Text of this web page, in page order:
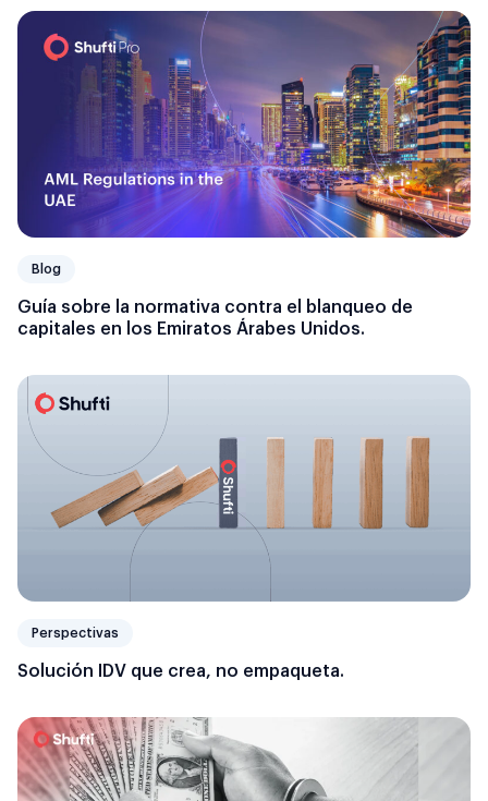
Blog
Guía sobre la normativa contra el blanqueo de
capitales en los Emiratos Árabes Unidos.
Perspectivas
Solución IDV que crea, no empaqueta.